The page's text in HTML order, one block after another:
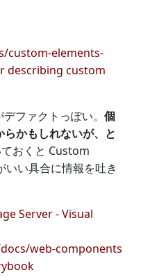
custom-elements-
describing custom
ファクトっぽい。 個
らかもしれないが、と
おくと Custom
い具合に情報を吐き
Server - Visual
web-components